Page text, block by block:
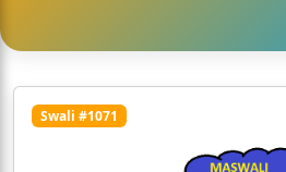
Swali #1071